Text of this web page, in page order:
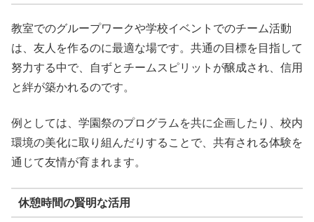
教室でのグループワークや学校イベントでのチーム活動
は、友人を作るのに最適な場です。共通の目標を目指して
努力する中で、自ずとチームスピリットが醸成され、信用
と絆が築かれるのです。
例としては、学園祭のプログラムを共に企画したり、校内
環境の美化に取り組んだりすることで、共有される体験を
通じて友情が育まれます。
休憩時間の賢明な活用